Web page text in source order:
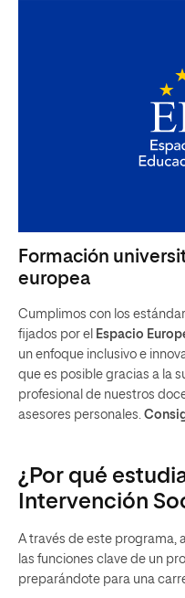
Formación
europea
Cumplimos con los
fijados por el Espacio
un enfoque inclusivo e
que es posible gracias a la
profesional de nuestros
asesores personales.
¿Por qué
Intervención
A través de este programa,
las funciones clave de un
preparándote para una